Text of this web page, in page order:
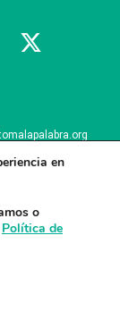
Cookies
en
o
Política de